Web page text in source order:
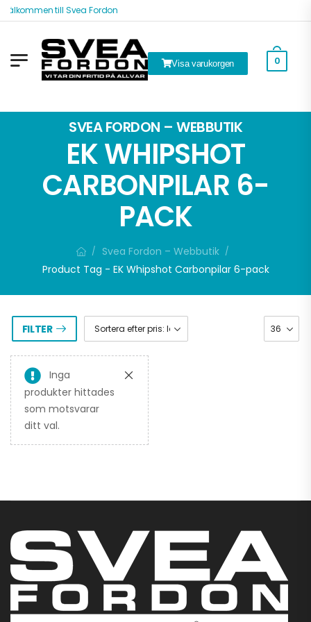
Välkommen till Svea Fordon
Visa varukorgen 0
SVEA FORDON – WEBBUTIK
EK WHIPSHOT
CARBONPILAR 6-
PACK
/ Svea Fordon – Webbutik /
Product Tag - EK Whipshot Carbonpilar 6-pack
TALARIA STING
PRO ELCROSS
63.900,00kr
FILTER
Inga
produkter hittades
som motsvarar
ditt val.